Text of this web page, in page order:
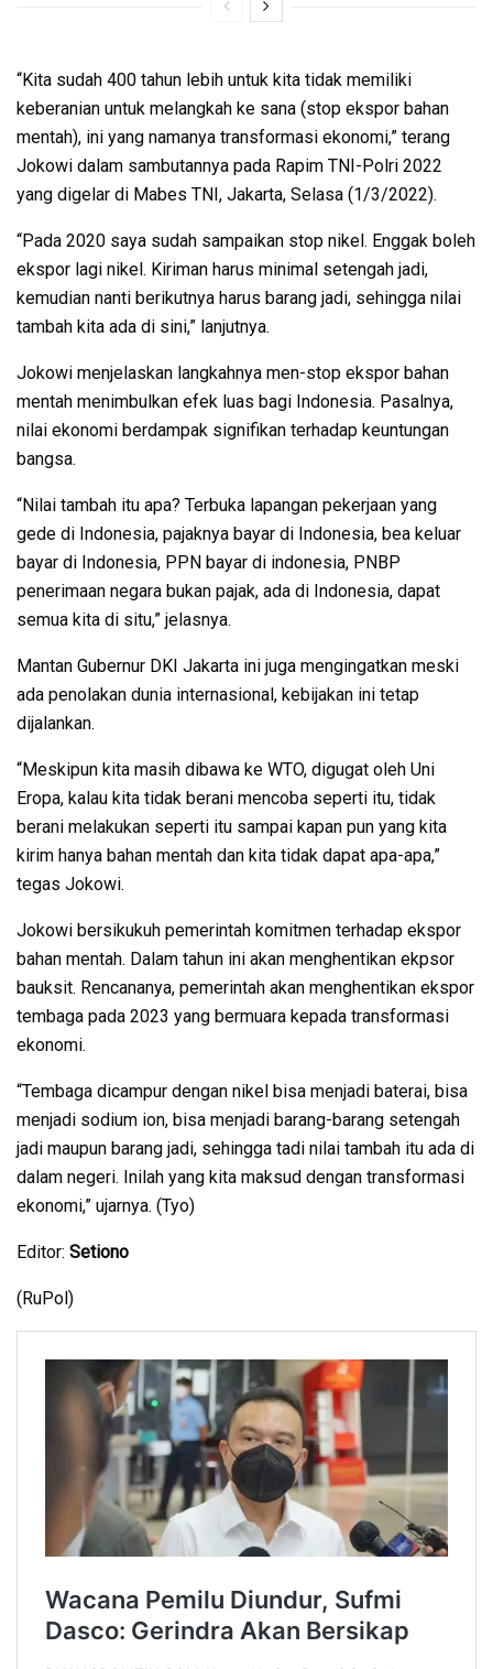
“Kita sudah 400 tahun lebih untuk kita tidak memiliki
keberanian untuk melangkah ke sana (stop ekspor bahan
mentah), ini yang namanya transformasi ekonomi,” terang
Jokowi dalam sambutannya pada Rapim TNI-Polri 2022
yang digelar di Mabes TNI, Jakarta, Selasa (1/3/2022).
“Pada 2020 saya sudah sampaikan stop nikel. Enggak boleh
ekspor lagi nikel. Kiriman harus minimal setengah jadi,
kemudian nanti berikutnya harus barang jadi, sehingga nilai
tambah kita ada di sini,” lanjutnya.
Jokowi menjelaskan langkahnya men-stop ekspor bahan
mentah menimbulkan efek luas bagi Indonesia. Pasalnya,
nilai ekonomi berdampak signifikan terhadap keuntungan
bangsa.
“Nilai tambah itu apa? Terbuka lapangan pekerjaan yang
gede di Indonesia, pajaknya bayar di Indonesia, bea keluar
bayar di Indonesia, PPN bayar di indonesia, PNBP
penerimaan negara bukan pajak, ada di Indonesia, dapat
semua kita di situ,” jelasnya.
Mantan Gubernur DKI Jakarta ini juga mengingatkan meski
ada penolakan dunia internasional, kebijakan ini tetap
dijalankan.
“Meskipun kita masih dibawa ke WTO, digugat oleh Uni
Eropa, kalau kita tidak berani mencoba seperti itu, tidak
berani melakukan seperti itu sampai kapan pun yang kita
kirim hanya bahan mentah dan kita tidak dapat apa-apa,”
tegas Jokowi.
Jokowi bersikukuh pemerintah komitmen terhadap ekspor
bahan mentah. Dalam tahun ini akan menghentikan ekpsor
bauksit. Rencananya, pemerintah akan menghentikan ekspor
tembaga pada 2023 yang bermuara kepada transformasi
ekonomi.
“Tembaga dicampur dengan nikel bisa menjadi baterai, bisa
menjadi sodium ion, bisa menjadi barang-barang setengah
jadi maupun barang jadi, sehingga tadi nilai tambah itu ada di
dalam negeri. Inilah yang kita maksud dengan transformasi
ekonomi,” ujarnya. (Tyo)
Editor: Setiono
(RuPol)